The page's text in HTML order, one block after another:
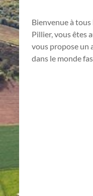
Bienvenue à tous
Pillier, vous êtes
vous propose un
dans le monde